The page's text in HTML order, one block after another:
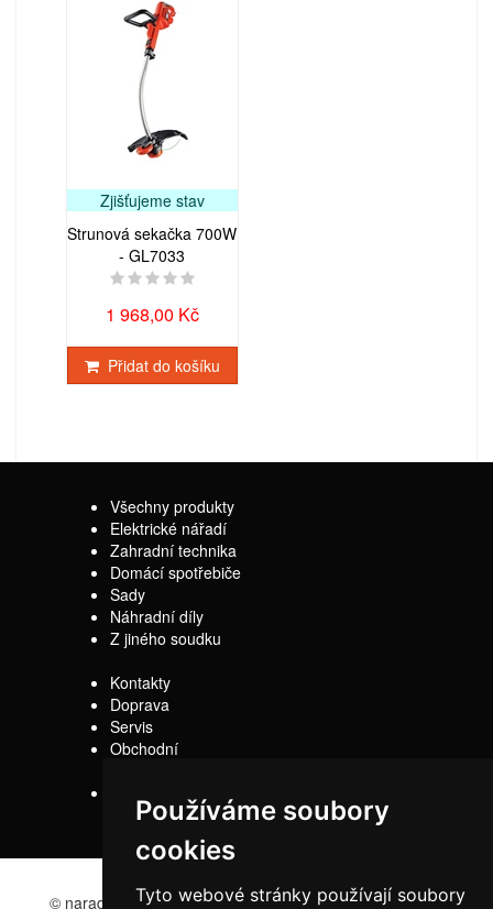
Používáme soubory
cookies
Tyto webové stránky používají soubory
Zjišťujeme stav
Strunová sekačka 700W
- GL7033
1 968,00 Kč
Přidat do košíku
Všechny produkty
Elektrické nářadí
Zahradní technika
Domácí spotřebiče
Sady
Náhradní díly
Z jiného soudku
Kontakty
Doprava
Servis
Obchodní
© naradi-bd.cz 2016